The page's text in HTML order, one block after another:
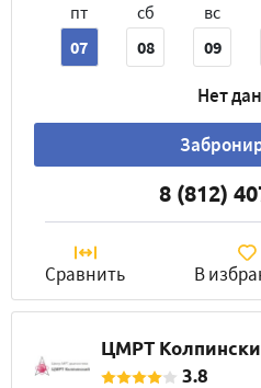
пт
07
сб
08
вс
09
Нет
8 (812)
Сравнить В
ЦМРТ
3.8